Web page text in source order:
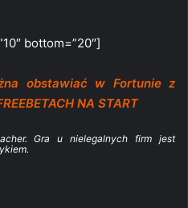
bottom=”20″]
obstawiać w Fortunie z
NA START
Gra u nielegalnych firm jest